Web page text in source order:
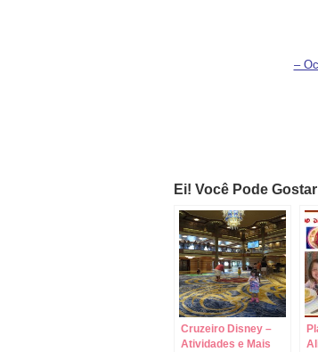
–
Ei! Você Pode
Cruzeiro Disney –
Atividades e Mais